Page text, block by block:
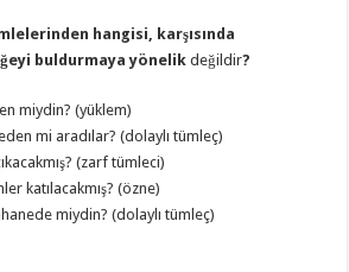
hangisi, karşısında
buldurmaya yönelikdeğildir?
miydin? (yüklem)
mi aradılar? (dolaylı tümleç)
(zarf tümleci)
katılacakmış? (özne)
miydin? (dolaylı tümleç)